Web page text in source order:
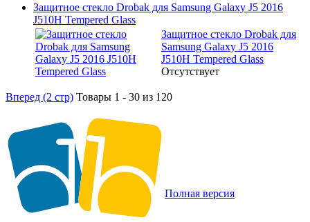
Защитное стекло Drobak для Samsung Galaxy J5 2016
J510H Tempered Glass
Защитное стекло Drobak для
Samsung Galaxy J5 2016
J510H Tempered Glass
Отсутствует
Вперед (2 стр) Товары 1 - 30 из 120
Полная версия